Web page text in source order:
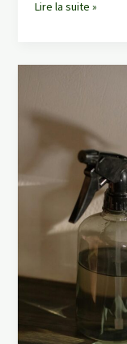
Nettoyage
:
appel
des
experts
événement
traumatisant
Lire la suite »